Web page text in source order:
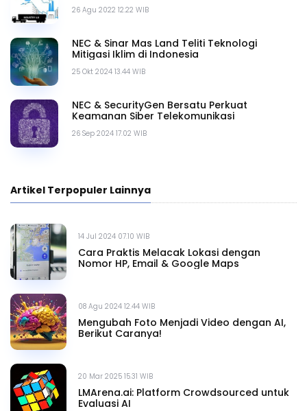
26 Agu 2022 12.22 WIB
25 Okt 2024 13.44 WIB
NEC & Sinar Mas Land Teliti Teknologi
Mitigasi Iklim di Indonesia
26 Sep 2024 17.02 WIB
NEC & SecurityGen Bersatu Perkuat
Keamanan Siber Telekomunikasi
Artikel Terpopuler Lainnya
14 Jul 2024 07.10 WIB
Cara Praktis Melacak Lokasi dengan
Nomor HP, Email & Google Maps
08 Agu 2024 12.44 WIB
Mengubah Foto Menjadi Video dengan AI,
Berikut Caranya!
20 Mar 2025 15.31 WIB
LMArena.ai: Platform Crowdsourced untuk
Evaluasi AI